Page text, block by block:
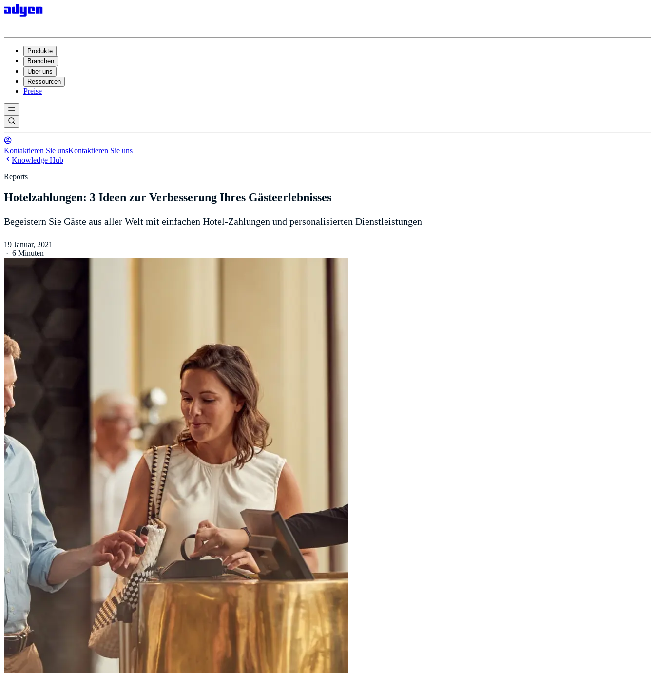
Produkte
Branchen
Über uns
Ressourcen
Preise
Kontaktieren Sie unsKontaktieren Sie uns
Knowledge Hub
Reports
Hotelzahlungen: 3 Ideen zur Verbesserung Ihres Gästeerlebnisses
Begeistern Sie Gäste aus aller Welt mit einfachen Hotel-Zahlungen und personalisierten Dienstleistungen
19 Januar, 2021
· 6 Minuten